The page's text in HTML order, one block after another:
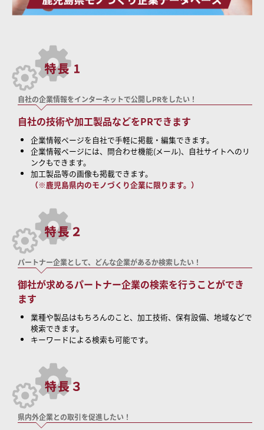
自社の企業情報をインターネットで公開しPRをしたい！
自社の技術や加工製品などをPRできます
企業情報ページを自社で手軽に掲載・編集できます。
企業情報ページには、問合わせ機能(メール)、自社サイトへのリ
ンクもできます。
加工製品等の画像も掲載できます。
（※鹿児島県内のモノづくり企業に限ります。）
パートナー企業として、どんな企業があるか検索したい！
御社が求めるパートナー企業の検索を行うことができ
ます
業種や製品はもちろんのこと、加工技術、保有設備、地域などで
検索できます。
キーワードによる検索も可能です。
県内外企業との取引を促進したい！